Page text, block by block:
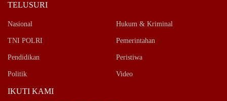
TELUSURI
Nasional Hukum & Kriminal
TNI POLRI Pemerintahan
Pendidikan Peristiwa
Politik Video
IKUTI KAMI